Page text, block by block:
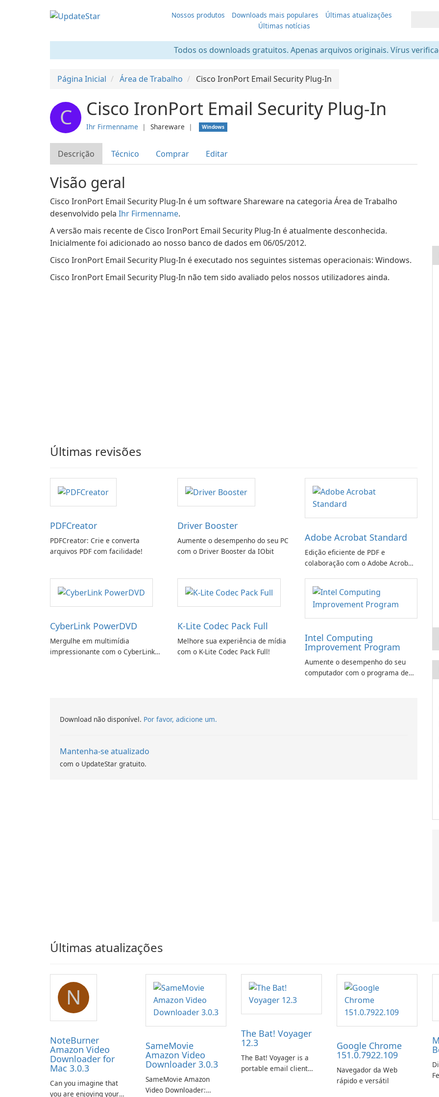
Nossos produtos Downloads mais populares
Últimas atualizações
Últimas notícias
Todos os downloads gratuitos. Apenas arquivos originais. Vírus
Página Inicial Área de Trabalho Cisco IronPort Email Security Plug-In
C Cisco IronPort Email Security Plug-In
Ihr Firmenname ❘ Shareware ❘ Windows
Descrição Técnico Comprar Editar
Visão geral
Cisco IronPort Email Security Plug-In é um software Shareware na categoria Área de Trabalho
desenvolvido pela Ihr Firmenname.
A versão mais recente de Cisco IronPort Email Security Plug-In é atualmente desconhecida.
Inicialmente foi adicionado ao nosso banco de dados em 06/05/2012.
Cisco IronPort Email Security Plug-In é executado nos seguintes sistemas operacionais: Windows.
Cisco IronPort Email Security Plug-In não tem sido avaliado pelos nossos utilizadores ainda.
Últimas revisões
PDFCreator
PDFCreator: Crie e converta
arquivos PDF com facilidade!
Driver Booster
Aumente o desempenho do seu PC
com o Driver Booster da IObit
Adobe Acrobat Standard
Edição eficiente de PDF e
colaboração com o Adobe Acrobat
CyberLink PowerDVD
Mergulhe em multimídia
impressionante com o CyberLink
K-Lite Codec Pack Full
Melhore sua experiência de mídia
com o K-Lite Codec Pack Full!
Intel Computing
Improvement Program
Aumente o desempenho do seu
computador com o programa de
Download não disponível. Por favor, adicione um.
Mantenha-se atualizado
com o UpdateStar gratuito.
Últimas atualizações
N
NoteBurner
Amazon Video
Downloader for
Mac 3.0.3
Can you imagine that
you are enjoying your
SameMovie
Amazon Video
Downloader 3.0.3
SameMovie Amazon
Video Downloader:
The Bat! Voyager
12.3
The Bat! Voyager is a
portable email client
Google Chrome
151.0.7922.109
Navegador da Web
rápido e versátil